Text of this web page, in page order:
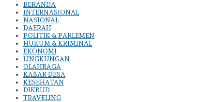
BERANDA
INTERNASIONAL
NASIONAL
DAERAH
POLITIK & PARLEMEN
HUKUM & KRIMINAL
EKONOMI
LINGKUNGAN
OLAHRAGA
KABAR DESA
KESEHATAN
DIKBUD
TRAVELING